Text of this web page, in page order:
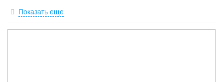
своевременной профилактики, информативной диагностики и
Показать еще